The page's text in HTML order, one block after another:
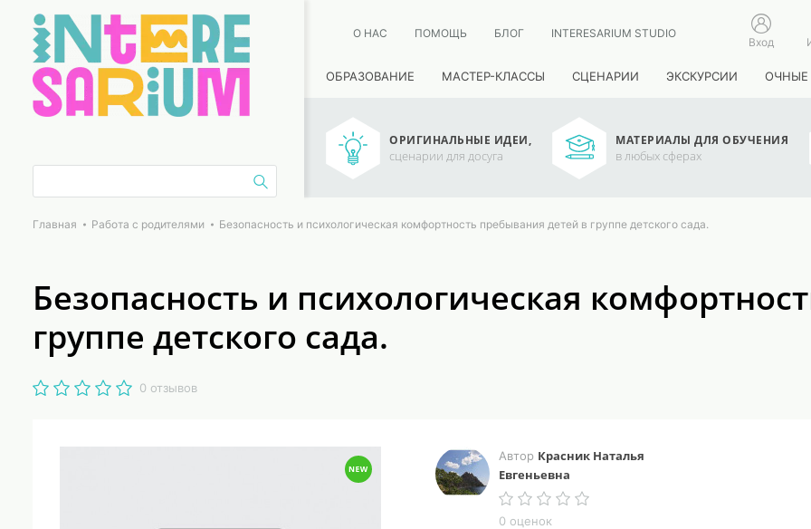
О НАС ПОМОЩЬ БЛОГ INTERESARIUM STUDIO
Вход
ОБРАЗОВАНИЕ МАСТЕР-КЛАССЫ СЦЕНАРИИ ЭКСКУРСИИ ОЧНЫЕ
ОРИГИНАЛЬНЫЕ ИДЕИ,
сценарии для досуга
МАТЕРИАЛЫ ДЛЯ ОБУЧЕНИЯ
в любых сферах
Главная Работа с родителями Безопасность и психологическая комфортность пребывания детей в группе детского сада.
Безопасность и психологическая
группе детского сада.
0 отзывов
Автор Красник Наталья
Евгеньевна
0 оценок